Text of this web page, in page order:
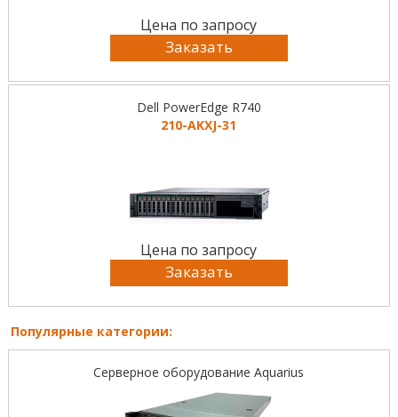
Цена по запросу
Заказать
Dell PowerEdge R740
210-AKXJ-31
Цена по запросу
Заказать
Популярные категории:
Серверное оборудование Aquarius